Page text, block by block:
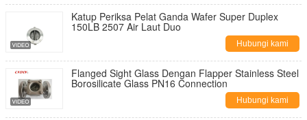
Katup Periksa Pelat Ganda Wafer Super Duplex
150LB 2507 Air Laut Duo
Hubungi kami
Flanged Sight Glass Dengan Flapper Stainless Steel
Borosilicate Glass PN16 Connection
Hubungi kami